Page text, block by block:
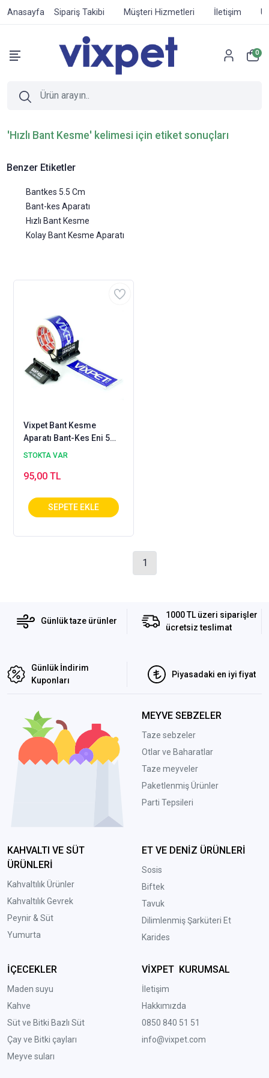
Anasayfa Sipariş Takibi Müşteri Hizmetleri İletişim
0
'Hızlı Bant Kesme' kelimesi için etiket sonuçları
Benzer Etiketler
Bantkes 5.5 Cm
Bant-kes Aparatı
Hızlı Bant Kesme
Kolay Bant Kesme Aparatı
Vixpet Bant Kesme
Aparatı Bant-Kes Eni 5
Cm'e Kadar Takılabilir
STOKTA VAR
95,00 TL
1
Günlük taze ürünler
1000 TL üzeri siparişler
ücretsiz teslimat
Günlük İndirim
Kuponları
Piyasadaki en iyi fiyat
MEYVE SEBZELER
Taze sebzeler
Otlar ve Baharatlar
Taze meyveler
Paketlenmiş Ürünler
Parti Tepsileri
KAHVALTI VE SÜT
ÜRÜNLERİ
Kahvaltılık Ürünler
Kahvaltılık Gevrek
Peynir & Süt
Yumurta
ET VE DENİZ ÜRÜNLERİ
Sosis
Biftek
Tavuk
Dilimlenmiş Şarküteri Et
Karides
İÇECEKLER
Maden suyu
Kahve
Süt ve Bitki Bazlı Süt
Çay ve Bitki çayları
Meyve suları
VİXPET KURUMSAL
İletişim
Hakkımızda
0850 840 51 51
info@vixpet.com